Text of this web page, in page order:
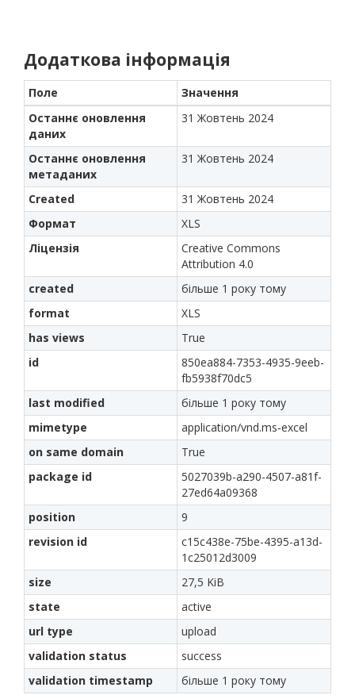
Додаткова інформація
Поле
Значення
Останнє оновлення
даних
31 Жовтень 2024
Останнє оновлення
метаданих
31 Жовтень 2024
Created
31 Жовтень 2024
Формат
XLS
Ліцензія
Creative Commons
Attribution 4.0
created
більше 1 року тому
format
XLS
has views
True
id
850ea884-7353-4935-9eeb-
fb5938f70dc5
last modified
більше 1 року тому
mimetype
application/vnd.ms-excel
on same domain
True
package id
5027039b-a290-4507-a81f-
27ed64a09368
position
9
revision id
c15c438e-75be-4395-a13d-
1c25012d3009
size
27,5 KiB
state
active
url type
upload
validation status
success
validation timestamp
більше 1 року тому